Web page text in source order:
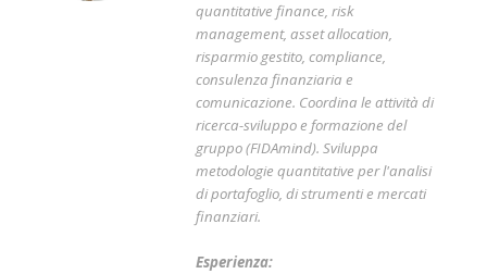
quantitative finance, risk
management, asset allocation,
risparmio gestito, compliance,
consulenza finanziaria e
comunicazione. Coordina le attività di
ricerca-sviluppo e formazione del
gruppo (FIDAmind). Sviluppa
metodologie quantitative per l'analisi
di portafoglio, di strumenti e mercati
finanziari.
Esperienza: